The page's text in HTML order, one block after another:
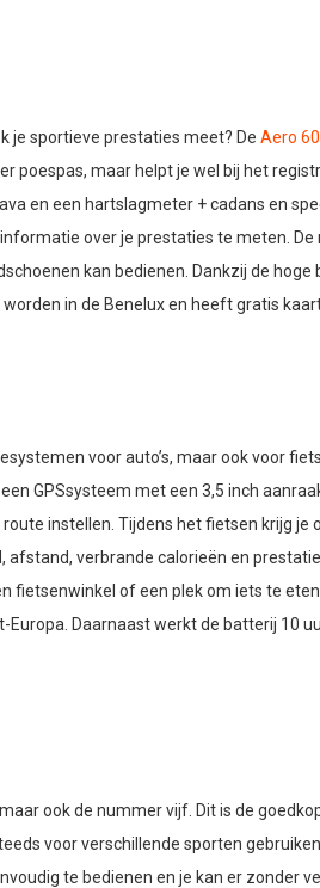
je sportieve prestaties meet? De Aero
poespas, maar helpt je wel bij het
en een hartslagmeter + cadans en
over je prestaties te meten.
kan bedienen. Dankzij de
in de Benelux en heeft gratis
voor auto’s, maar ook voor
GPSsysteem met een 3,5 inch
instellen. Tijdens het fietsen krijg
afstand, verbrande calorieën en
fietsenwinkel of een plek om iets te
Daarnaast werkt de batterij 10
ook de nummer vijf. Dit is de
voor verschillende sporten
te bedienen en je kan er zonder